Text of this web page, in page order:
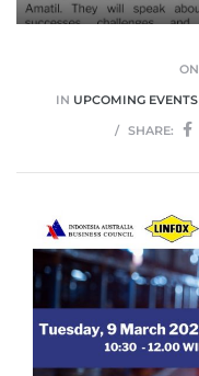
ON
IN UPCOMING EVENTS
SHARE: